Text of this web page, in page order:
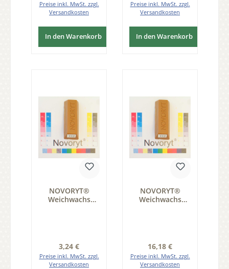
Preise inkl. MwSt. zzgl.
Versandkosten
In den Warenkorb
Preise inkl. MwSt. zzgl.
Versandkosten
In den Warenkorb
NOVORYT®
Weichwachs
Regulärer Preis:
3,24 €
Preise inkl. MwSt. zzgl.
Versandkosten
NOVORYT®
Weichwachs
Regulärer Preis:
16,18 €
Preise inkl. MwSt. zzgl.
Versandkosten